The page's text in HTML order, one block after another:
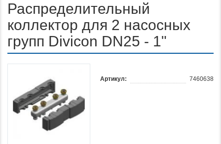
Распределительный
коллектор для 2 насосных
групп Divicon DN25 - 1"
Артикул: 7460638